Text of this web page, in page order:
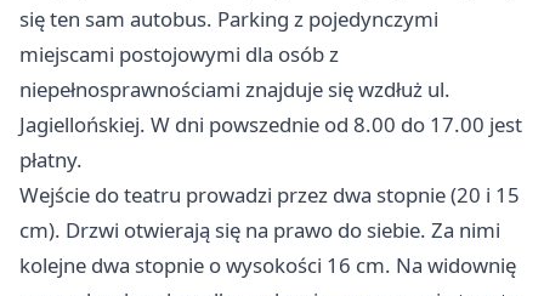
się ten sam autobus. Parking z pojedynczymi
miejscami postojowymi dla osób z
niepełnosprawnościami znajduje się wzdłuż ul.
Jagiellońskiej. W dni powszednie od 8.00 do 17.00 jest
płatny.
Wejście do teatru prowadzi przez dwa stopnie (20 i 15
cm). Drzwi otwierają się na prawo do siebie. Za nimi
kolejne dwa stopnie o wysokości 16 cm. Na widownię